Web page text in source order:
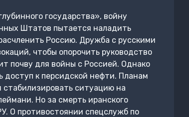
государства», войну
Штатов пытается наладить
Россию. Дружба с русскими
чтобы опорочить руководство
почву для войны с Россией. Однако
доступ к персидской нефти. Планам
ситуацию на
Но за смерть иранского
О противостоянии спецслужб по